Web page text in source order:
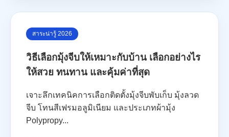
สาระน่ารู้ 2026
วิธีเลือกมุ้งจีบให้เหมาะกับบ้าน เลือกอย่างไร
ให้สวย ทนทาน และคุ้มค่าที่สุด
เจาะลึกเทคนิคการเลือกติดตั้งมุ้งจีบพับเก็บ มุ้งลวด
จีบ โทนสีเฟรมอลูมิเนียม และประเภทผ้ามุ้ง
Polypropy...